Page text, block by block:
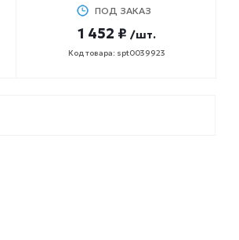
ПОД ЗАКАЗ
1 452 ₽ /шт.
Код товара: spt0039923